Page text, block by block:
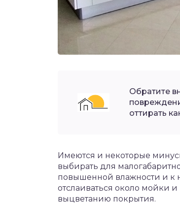
Обратите
оттирать
Имеются и некоторые
выбирать для
повышенной влажности и к
отслаиваться около мойки
выцветанию покрытия.